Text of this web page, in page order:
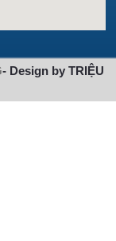
- Design by TRIỆU